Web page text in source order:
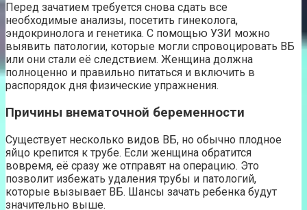
Перед зачатием требуется снова сдать все
необходимые анализы, посетить гинеколога,
эндокринолога и генетика. С помощью УЗИ можно
выявить патологии, которые могли спровоцировать ВБ
или они стали её следствием. Женщина должна
полноценно и правильно питаться и включить в
распорядок дня физические упражнения.
Причины внематочной беременности
Существует несколько видов ВБ, но обычно плодное
яйцо крепится к трубе. Если женщина обратится
вовремя, её сразу же отправят на операцию. Это
позволит избежать удаления трубы и патологий,
которые вызывает ВБ. Шансы зачать ребенка будут
значительно выше.